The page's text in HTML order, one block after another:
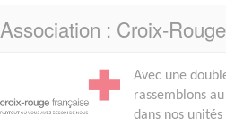
Association : Croix-
Avec une
rassemblons
dans nos